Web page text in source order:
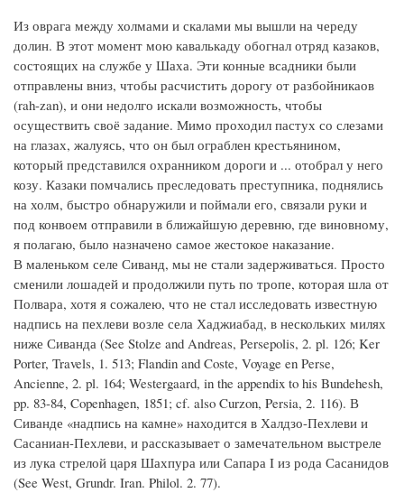
Из оврага между холмами и скалами мы вышли на череду
долин. В этот момент мою кавалькаду обогнал отряд казаков,
состоящих на службе у Шаха. Эти конные всадники были
отправлены вниз, чтобы расчистить дорогу от разбойникаов
(rah-zan), и они недолго искали возможность, чтобы
осуществить своё задание. Мимо проходил пастух со слезами
на глазах, жалуясь, что он был ограблен крестьянином,
который представился охранником дороги и ... отобрал у него
козу. Казаки помчались преследовать преступника, поднялись
на холм, быстро обнаружили и поймали его, связали руки и
под конвоем отправили в ближайшую деревню, где виновному,
я полагаю, было назначено самое жестокое наказание.
В маленьком селе Сиванд, мы не стали задерживаться. Просто
сменили лошадей и продолжили путь по тропе, которая шла от
Полвара, хотя я сожалею, что не стал исследовать известную
надпись на пехлеви возле села Хаджиабад, в нескольких милях
ниже Сиванда (See Stolze and Andreas, Persepolis, 2. pl. 126; Ker
Porter, Travels, 1. 513; Flandin and Coste, Voyage en Perse,
Ancienne, 2. pl. 164; Westergaard, in the appendix to his Bundehesh,
pp. 83-84, Copenhagen, 1851; cf. also Curzon, Persia, 2. 116). В
Сиванде «надпись на камне» находится в Халдзо-Пехлеви и
Сасаниан-Пехлеви, и рассказывает о замечательном выстреле
из лука стрелой царя Шахпура или Сапара I из рода Сасанидов
(See West, Grundr. Iran. Philol. 2. 77).